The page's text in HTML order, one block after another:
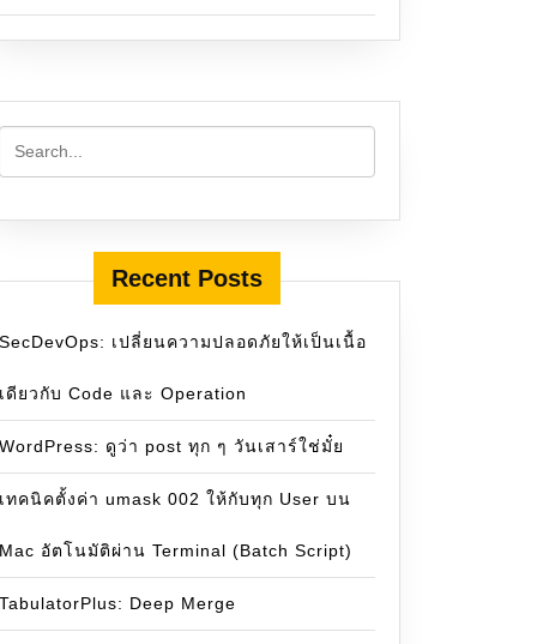
Recent Posts
SecDevOps: เปลี่ยนความปลอดภัยให้เป็นเนื้อ
เดียวกับ Code และ Operation
WordPress: ดูว่า post ทุก ๆ วันเสาร์ใช่มั๋ย
เทคนิคตั้งค่า umask 002 ให้กับทุก User บน
Mac อัตโนมัติผ่าน Terminal (Batch Script)
TabulatorPlus: Deep Merge